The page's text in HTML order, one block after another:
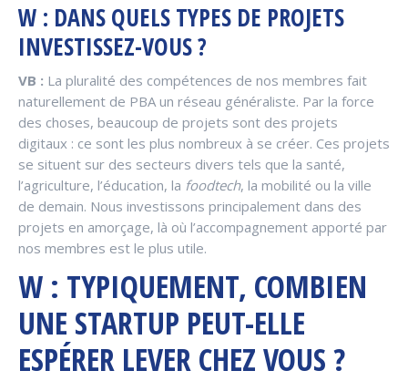
W : DANS QUELS TYPES DE PROJETS
INVESTISSEZ-VOUS ?
VB : La pluralité des compétences de nos membres fait
naturellement de PBA un réseau généraliste. Par la force
des choses, beaucoup de projets sont des projets
digitaux : ce sont les plus nombreux à se créer. Ces projets
se situent sur des secteurs divers tels que la santé,
l’agriculture, l’éducation, la foodtech, la mobilité ou la ville
de demain. Nous investissons principalement dans des
projets en amorçage, là où l’accompagnement apporté par
nos membres est le plus utile.
W : TYPIQUEMENT, COMBIEN
UNE STARTUP PEUT-ELLE
ESPÉRER LEVER CHEZ VOUS ?